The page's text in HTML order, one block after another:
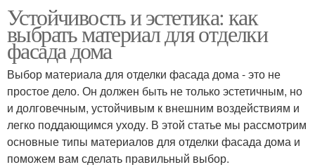
Устойчивость и эстетика: как
выбрать материал для отделки
фасада дома
Выбор материала для отделки фасада дома - это не
простое дело. Он должен быть не только эстетичным, но
и долговечным, устойчивым к внешним воздействиям и
легко поддающимся уходу. В этой статье мы рассмотрим
основные типы материалов для отделки фасада дома и
поможем вам сделать правильный выбор.